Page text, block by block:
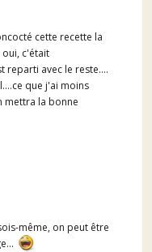
cette recette la
oui, c'était
reparti avec le reste....
que j'ai moins
mettra la bonne
même, on peut être